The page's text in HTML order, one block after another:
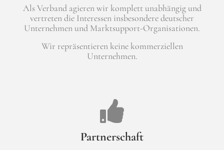
Als Verband agieren wir komplett unabhängig und
vertreten die Interessen insbesondere deutscher
Unternehmen und Marktsupport-Organisationen.
Wir repräsentieren keine kommerziellen
Unternehmen.
Partnerschaft